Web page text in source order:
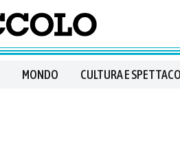
MONDO CULTURA E